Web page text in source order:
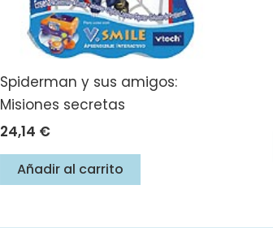
Spiderman y sus amigos:
Misiones secretas
24,14 €
Añadir al carrito